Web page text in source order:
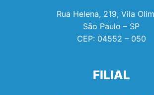
Rua Helena, 219, Vila
São Paulo – SP
CEP: 04552 – 050
FILIAL